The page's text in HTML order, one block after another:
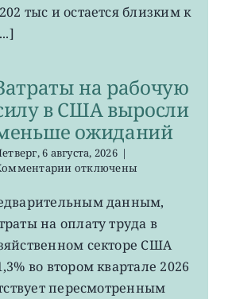
остается
лет
тыс и остается близким к
на рабочую
в США выросли
ожиданий
6 августа, 2026 |
к
Затраты
рабочую
силу
США
выросли
отключены
данным,
на оплату труда в
секторе США
во втором квартале 2026
пересмотренным